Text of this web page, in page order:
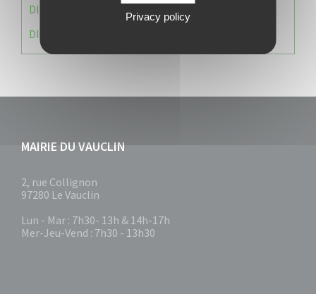
DIRECTION DES RESSOURCES ET MOYENS
DIRECTION DU DEVELLOPPEMENT URBAIN DURABL
MAIRIE DU VAUCLIN
2, rue Collignon
97280 Le Vauclin
Lun - Mar : 7h30- 13h & 14h-17h
Mer-Jeu-Vend : 7h30 - 13h30
Privacy policy